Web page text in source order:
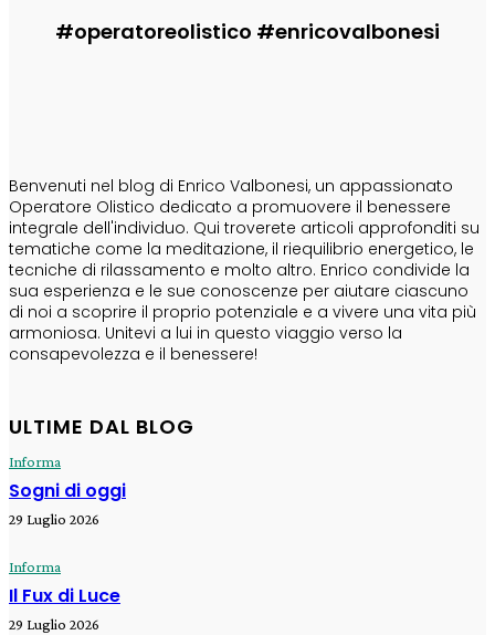
#operatoreolistico #enricovalbonesi
Benvenuti nel blog di Enrico Valbonesi, un appassionato
Operatore Olistico dedicato a promuovere il benessere
integrale dell'individuo. Qui troverete articoli approfonditi su
tematiche come la meditazione, il riequilibrio energetico, le
tecniche di rilassamento e molto altro. Enrico condivide la
sua esperienza e le sue conoscenze per aiutare ciascuno
di noi a scoprire il proprio potenziale e a vivere una vita più
armoniosa. Unitevi a lui in questo viaggio verso la
consapevolezza e il benessere!
ULTIME DAL BLOG
Informa
Sogni di oggi
29 Luglio 2026
Informa
Il Fux di Luce
29 Luglio 2026